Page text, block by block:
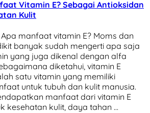
Vitamin E? Sebagai Antioksidan
Kulit
manfaat vitamin E? Moms dan
banyak sudah mengerti apa saja
yang juga dikenal dengan alfa
diketahui, vitamin E
satu vitamin yang memiliki
untuk tubuh dan kulit manusia.
manfaat dari vitamin E
kesehatan kulit, daya tahan …